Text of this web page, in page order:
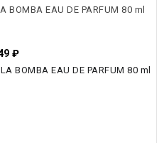
BOMBA EAU DE PARFUM 80 ml
₽